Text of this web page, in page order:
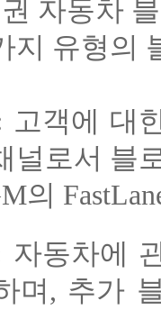
자동차
지 유형의
고객에 대
널로서 블
의
자동차에
며, 추가